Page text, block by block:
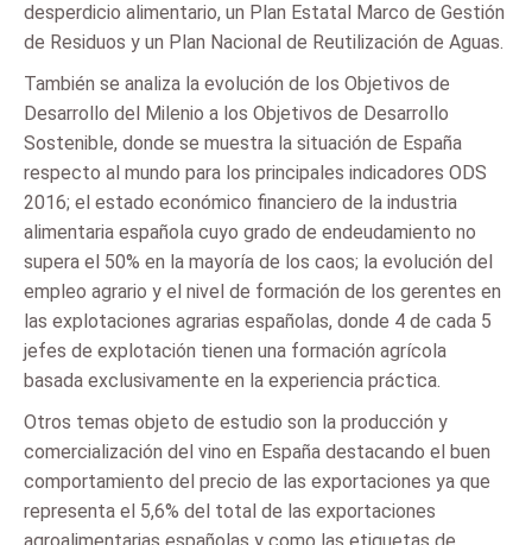
desperdicio alimentario, un Plan Estatal Marco de Gestión
de Residuos y un Plan Nacional de Reutilización de Aguas.
También se analiza la evolución de los Objetivos de
Desarrollo del Milenio a los Objetivos de Desarrollo
Sostenible, donde se muestra la situación de España
respecto al mundo para los principales indicadores ODS
2016; el estado económico financiero de la industria
alimentaria española cuyo grado de endeudamiento no
supera el 50% en la mayoría de los caos; la evolución del
empleo agrario y el nivel de formación de los gerentes en
las explotaciones agrarias españolas, donde 4 de cada 5
jefes de explotación tienen una formación agrícola
basada exclusivamente en la experiencia práctica.
Otros temas objeto de estudio son la producción y
comercialización del vino en España destacando el buen
comportamiento del precio de las exportaciones ya que
representa el 5,6% del total de las exportaciones